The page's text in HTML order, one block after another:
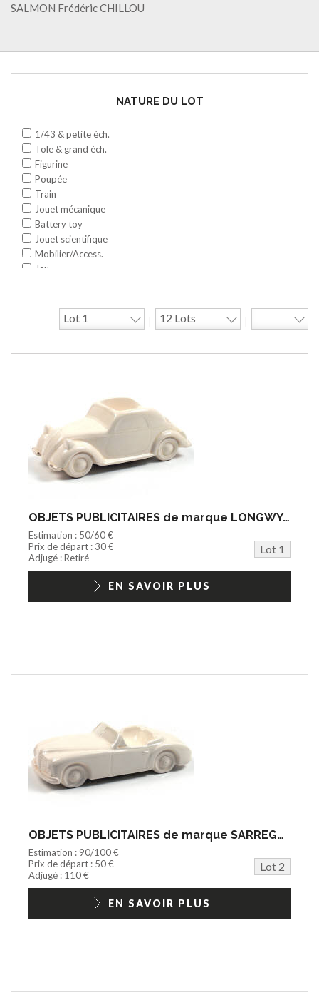
SALMON Frédéric CHILLOU
NATURE DU LOT
1/43 & petite éch.
Tole & grand éch.
Figurine
Poupée
Train
Jouet mécanique
Battery toy
Jouet scientifique
Mobilier/Access.
Jeu
Travaux publics
Jeu construction
Action Figure
Peluche
Disque
Agricole
Documentation
Playmobil/Lego
Barbie/Big Jim
Jouets Fast Food
Trading cards
1/18ème moderne
OBJETS PUBLICITAIRES de marque LONGWY (FRANCE) (1)
Estimation : 50/60 €
Prix de départ : 30 €
Lot 1
Adjugé : Retiré
EN SAVOIR PLUS
OBJETS PUBLICITAIRES de marque SARREGUEMINES (FRANCE) (1)
Estimation : 90/100 €
Prix de départ : 50 €
Lot 2
Adjugé : 110 €
EN SAVOIR PLUS